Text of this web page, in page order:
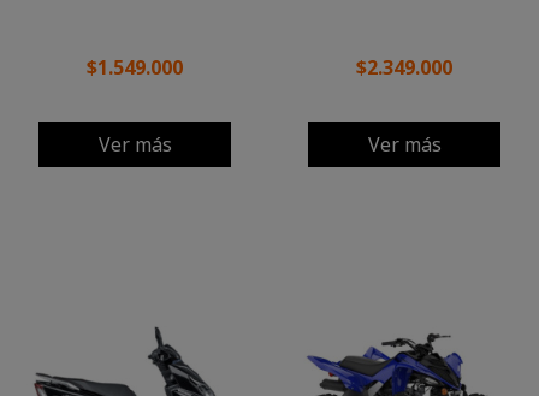
$1.549.000
Ver más
$2.349.000
Ver más